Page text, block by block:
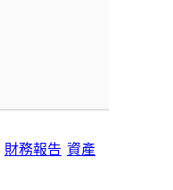
財務報告 資產